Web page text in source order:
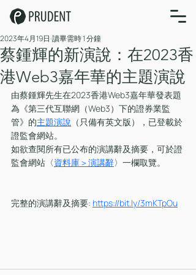
蔡鍾輝的新演說：在2023香
港Web3嘉年華的主題演說
2023年4月19日 讀畢需時 1 分鐘
由蔡鍾輝先生在2023香港Web3嘉年華發表題
為《第三代互聯網（Web3）下的證券業監
管》的主題演說 （只備有英文版），已登載於
證監會網站。
如欲查閱所有已公布的演講辭及摘要，可於證
監會網站〈資料庫＞演講辭〉一欄取覽。
完整的演講辭及摘要: https://bit.ly/3mKTpOu